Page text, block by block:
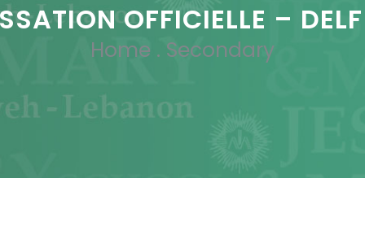
OFFICIELLE –
Home . Secondary